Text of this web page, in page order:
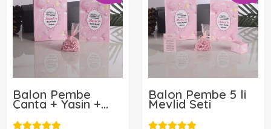
Balon Pembe
Çanta + Yasin +
Kese Tesbih
32,00 TL
Balon Pembe 5 li
Mevlid Seti
34,00 TL